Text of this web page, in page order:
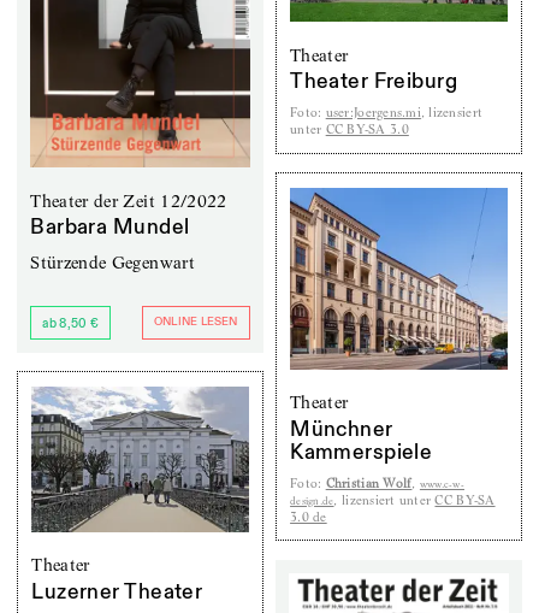
Theater der Zeit 12/2022
Barbara Mundel
Stürzende Gegenwart
ab 8,50 € ONLINE LESEN
Theater
Theater Freiburg
Foto: user:Joergens.mi, lizensiert
unter CC BY-SA 3.0
Theater
Münchner
Kammerspiele
Foto: Christian Wolf, www.c-w-
design.de, lizensiert unterCC BY-SA
3.0 de
Theater
Luzerner Theater